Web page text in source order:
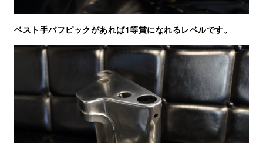
ベスト手バフピックがあれば1等賞になれるレベルです。